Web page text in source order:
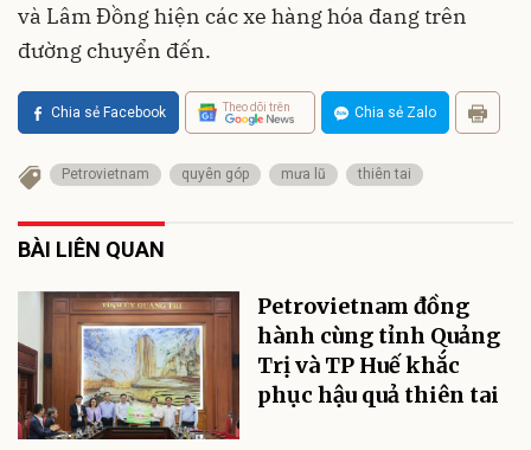
và Lâm Đồng hiện các xe hàng hóa đang trên
đường chuyển đến.
Chia sẻ Facebook Theo dõi trên Chia sẻ Zalo
Petrovietnam quyên góp mưa lũ thiên tai
BÀI LIÊN QUAN
Petrovietnam đồng
hành cùng tỉnh Quảng
Trị và TP Huế khắc
phục hậu quả thiên tai